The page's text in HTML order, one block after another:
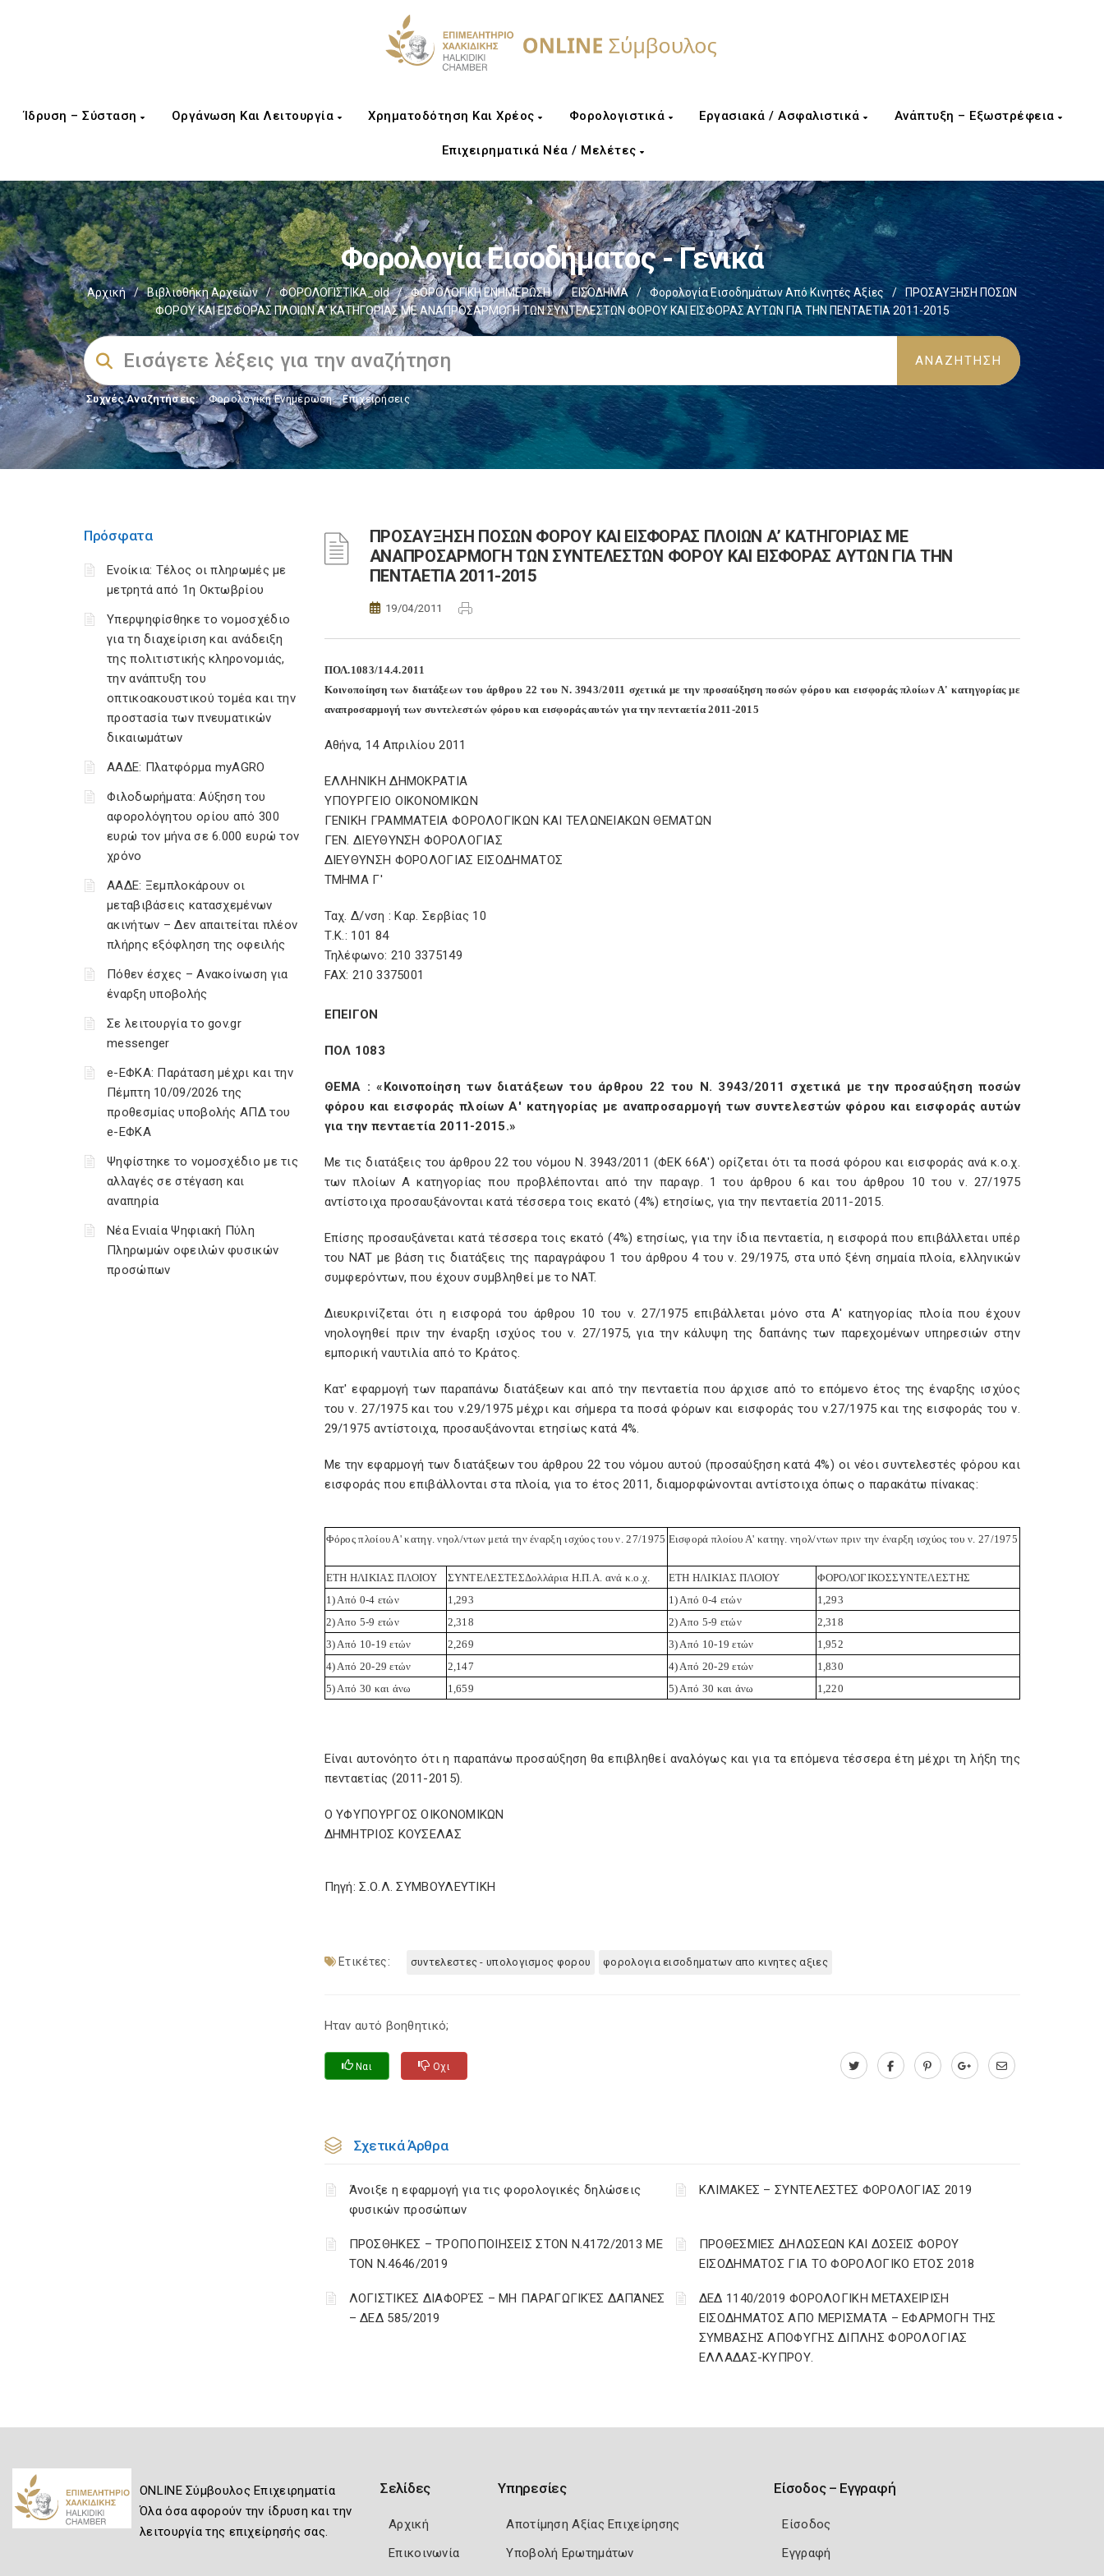
Ίδρυση – Σύσταση Οργάνωση Και Λειτουργία Χρηματοδότηση Και Χρέος Φορολογιστικά Εργασιακά / Ασφαλιστικά Ανάπτυξη – Εξωστρέφεια
Επιχειρηματικά Νέα / Μελέτες
Φορολογία Εισοδήματος - Γενικά
Αρχική / Βιβλιοθήκη Αρχείων / ΦΟΡΟΛΟΓΙΣΤΙΚΑ_old / ΦΟΡΟΛΟΓΙΚΗ ΕΝΗΜΕΡΩΣΗ / ΕΙΣΟΔΗΜΑ / Φορολογία Εισοδημάτων Από Κινητές Αξίες /
ΠΡΟΣΑΥΞΗΣΗ ΠΟΣΩΝ
ΦΟΡΟΥ ΚΑΙ ΕΙΣΦΟΡΑΣ ΠΛΟΙΩΝ Α’ ΚΑΤΗΓΟΡΙΑΣ ΜΕ ΑΝΑΠΡΟΣΑΡΜΟΓΗ ΤΩΝ ΣΥΝΤΕΛΕΣΤΩΝ ΦΟΡΟΥ ΚΑΙ ΕΙΣΦΟΡΑΣ ΑΥΤΩΝ ΓΙΑ ΤΗΝ ΠΕΝΤΑΕΤΙΑ 2011-2015
Συχνές Αναζητήσεις: Φορολογικη Ενημέρωση, Επιχειρήσεις
Πρόσφατα
Ενοίκια: Τέλος οι πληρωμές με
μετρητά από 1η Οκτωβρίου
Υπερψηφίσθηκε το νομοσχέδιο
για τη διαχείριση και ανάδειξη
της πολιτιστικής κληρονομιάς,
την ανάπτυξη του
οπτικοακουστικού τομέα και την
προστασία των πνευματικών
δικαιωμάτων
ΑΑΔΕ: Πλατφόρμα myAGRO
Φιλοδωρήματα: Αύξηση του
αφορολόγητου ορίου από 300
ευρώ τον μήνα σε 6.000 ευρώ τον
χρόνο
ΑΑΔΕ: Ξεμπλοκάρουν οι
μεταβιβάσεις κατασχεμένων
ακινήτων – Δεν απαιτείται πλέον
πλήρης εξόφληση της οφειλής
Πόθεν έσχες – Ανακοίνωση για
έναρξη υποβολής
Σε λειτουργία το gov.gr
messenger
e-ΕΦΚΑ: Παράταση μέχρι και την
Πέμπτη 10/09/2026 της
προθεσμίας υποβολής ΑΠΔ του
e-ΕΦΚΑ
Ψηφίστηκε το νομοσχέδιο με τις
αλλαγές σε στέγαση και
αναπηρία
Νέα Ενιαία Ψηφιακή Πύλη
Πληρωμών οφειλών φυσικών
προσώπων
ΠΡΟΣΑΥΞΗΣΗ ΠΟΣΩΝ ΦΟΡΟΥ ΚΑΙ ΕΙΣΦΟΡΑΣ ΠΛΟΙΩΝ Α’ ΚΑΤΗΓΟΡΙΑΣ ΜΕ
ΑΝΑΠΡΟΣΑΡΜΟΓΗ ΤΩΝ ΣΥΝΤΕΛΕΣΤΩΝ ΦΟΡΟΥ ΚΑΙ ΕΙΣΦΟΡΑΣ ΑΥΤΩΝ ΓΙΑ ΤΗΝ
ΠΕΝΤΑΕΤΙΑ 2011-2015
19/04/2011
ΠΟΛ.1083/14.4.2011
Κοινοποίηση των διατάξεων του άρθρου 22 του Ν. 3943/2011 σχετικά με την προσαύξηση ποσών φόρου και εισφοράς πλοίων Α' κατηγορίας με
αναπροσαρμογή των συντελεστών φόρου και εισφοράς αυτών για την πενταετία 2011-2015
Αθήνα, 14 Απριλίου 2011
ΕΛΛΗΝΙΚΗ ΔΗΜΟΚΡΑΤΙΑ
ΥΠΟΥΡΓΕΙΟ ΟΙΚΟΝΟΜΙΚΩΝ
ΓΕΝΙΚΗ ΓΡΑΜΜΑΤΕΙΑ ΦΟΡΟΛΟΓΙΚΩΝ ΚΑΙ ΤΕΛΩΝΕΙΑΚΩΝ ΘEMΑΤΩΝ
ΓΕΝ. ΔΙΕΥΘΥΝΣΗ ΦΟΡΟΛΟΓΙΑΣ
ΔΙΕΥΘΥΝΣΗ ΦΟΡΟΛΟΓΙΑΣ ΕΙΣΟΔΗΜΑΤΟΣ
ΤΜΗΜΑ Γ'
Ταχ. Δ/νση : Καρ. Σερβίας 10
Τ.Κ.: 101 84
Τηλέφωνο: 210 3375149
FAX: 210 3375001
ΕΠΕΙΓΟΝ
ΠΟΛ 1083
ΘΕΜΑ : «Κοινοποίηση των διατάξεων του άρθρου 22 του Ν. 3943/2011 σχετικά με την προσαύξηση ποσών
φόρου και εισφοράς πλοίων Α' κατηγορίας με αναπροσαρμογή των συντελεστών φόρου και εισφοράς αυτών
για την πενταετία 2011-2015.»
Με τις διατάξεις του άρθρου 22 του νόμου Ν. 3943/2011 (ΦΕΚ 66Α') ορίζεται ότι τα ποσά φόρου και εισφοράς ανά κ.ο.χ.
των πλοίων Α κατηγορίας που προβλέπονται από την παραγρ. 1 του άρθρου 6 και του άρθρου 10 του ν. 27/1975
αντίστοιχα προσαυξάνονται κατά τέσσερα τοις εκατό (4%) ετησίως, για την πενταετία 2011-2015.
Επίσης προσαυξάνεται κατά τέσσερα τοις εκατό (4%) ετησίως, για την ίδια πενταετία, η εισφορά που επιβάλλεται υπέρ
του NAT με βάση τις διατάξεις της παραγράφου 1 του άρθρου 4 του ν. 29/1975, στα υπό ξένη σημαία πλοία, ελληνικών
συμφερόντων, που έχουν συμβληθεί με το NAT.
Διευκρινίζεται ότι η εισφορά του άρθρου 10 του ν. 27/1975 επιβάλλεται μόνο στα Α' κατηγορίας πλοία που έχουν
νηολογηθεί πριν την έναρξη ισχύος του ν. 27/1975, για την κάλυψη της δαπάνης των παρεχομένων υπηρεσιών στην
εμπορική ναυτιλία από το Κράτος.
Κατ' εφαρμογή των παραπάνω διατάξεων και από την πενταετία που άρχισε από το επόμενο έτος της έναρξης ισχύος
του ν. 27/1975 και του ν.29/1975 μέχρι και σήμερα τα ποσά φόρων και εισφοράς του ν.27/1975 και της εισφοράς του ν.
29/1975 αντίστοιχα, προσαυξάνονται ετησίως κατά 4%.
Με την εφαρμογή των διατάξεων του άρθρου 22 του νόμου αυτού (προσαύξηση κατά 4%) οι νέοι συντελεστές φόρου και
εισφοράς που επιβάλλονται στα πλοία, για το έτος 2011, διαμορφώνονται αντίστοιχα όπως ο παρακάτω πίνακας:
Φόρος πλοίου Α' κατηγ. νηολ/ντων μετά την έναρξη ισχύος του ν. 27/1975 Εισφορά πλοίου Α' κατηγ. νηολ/ντων πριν την έναρξη ισχύος του ν. 27/1975
ΕΤΗ ΗΛΙΚΙΑΣ ΠΛΟΙΟΥ ΣΥΝΤΕΛΕΣΤΕΣΔολλάρια Η.Π.Α. ανά κ.ο.χ. ΕΤΗ ΗΛΙΚΙΑΣ ΠΛΟΙΟΥ ΦΟΡΟΛΟΓΙΚΟΣΣΥΝΤΕΛΕΣΤΗΣ
1) Από 0-4 ετών
1,293 1) Από 0-4 ετών
1,293
2) Απο 5-9 ετών
2,318 2) Απο 5-9 ετών
2,318
3) Από 10-19 ετών
2,269 3) Από 10-19 ετών
1,952
4) Από 20-29 ετών
2,147 4) Από 20-29 ετών
1,830
5) Από 30 και άνω
1,659 5) Από 30 και άνω 1,220
Είναι αυτονόητο ότι η παραπάνω προσαύξηση θα επιβληθεί αναλόγως και για τα επόμενα τέσσερα έτη μέχρι τη λήξη της
πενταετίας (2011-2015).
Ο ΥΦΥΠΟΥΡΓΟΣ ΟΙΚΟΝΟΜΙΚΩΝ
ΔΗΜΗΤΡΙΟΣ ΚΟΥΣΕΛΑΣ
Πηγή: Σ.Ο.Λ. ΣΥΜΒΟΥΛΕΥΤΙΚΗ
Ετικέτες: συντελεστες - υπολογισμος φορου φορολογια εισοδηματων απο κινητες αξιες
Ηταν αυτό βοηθητικό;
Ναι Οχι
Σχετικά Άρθρα
Άνοιξε η εφαρμογή για τις φορολογικές δηλώσεις
φυσικών προσώπων
ΚΛΙΜΑΚΕΣ – ΣΥΝΤΕΛΕΣΤΕΣ ΦΟΡΟΛΟΓΙΑΣ 2019
ΠΡΟΣΘΗΚΕΣ – ΤΡΟΠΟΠΟΙΗΣΕΙΣ ΣΤΟΝ Ν.4172/2013 ΜΕ
ΤΟΝ Ν.4646/2019
ΠΡΟΘΕΣΜΙΕΣ ΔΗΛΩΣΕΩΝ ΚΑΙ ΔΟΣΕΙΣ ΦΟΡΟΥ
ΕΙΣΟΔΗΜΑΤΟΣ ΓΙΑ ΤΟ ΦΟΡΟΛΟΓΙΚΟ ΕΤΟΣ 2018
ΛΟΓΙΣΤΙΚΈΣ ΔΙΑΦΟΡΈΣ – ΜΗ ΠΑΡΑΓΩΓΙΚΈΣ ΔΑΠΆΝΕΣ
– ΔΕΔ 585/2019
ΔΕΔ 1140/2019 ΦΟΡΟΛΟΓΙΚΗ ΜΕΤΑΧΕΙΡΙΣΗ
ΕΙΣΟΔΗΜΑΤΟΣ ΑΠΟ ΜΕΡΙΣΜΑΤΑ – ΕΦΑΡΜΟΓΗ ΤΗΣ
ΣΥΜΒΑΣΗΣ ΑΠΟΦΥΓΗΣ ΔΙΠΛΗΣ ΦΟΡΟΛΟΓΙΑΣ
ΕΛΛΑΔΑΣ-ΚΥΠΡΟΥ.
ONLINE Σύμβουλος Επιχειρηματία
Όλα όσα αφορούν την ίδρυση και την
λειτουργία της επιχείρησής σας.
Σελίδες
Αρχική
Επικοινωνία
Υπηρεσίες
Αποτίμηση Αξίας Επιχείρησης
Υποβολή Ερωτημάτων
Είσοδος – Εγγραφή
Είσοδος
Εγγραφή